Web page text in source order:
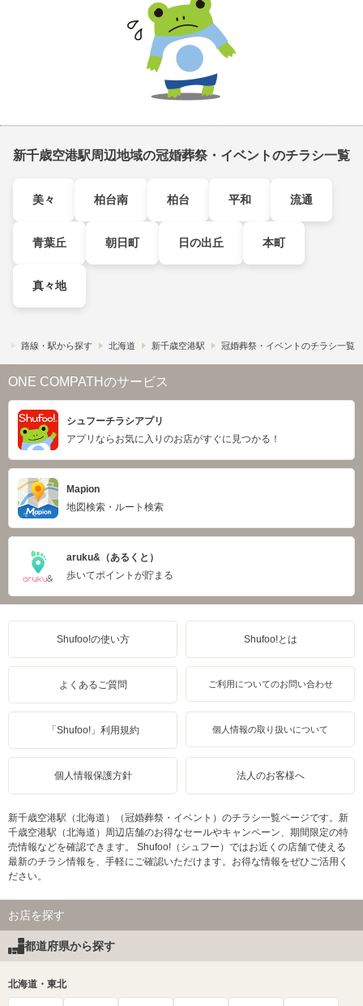
新千歳空港駅周辺地域の冠婚葬祭・イベントのチラシ一覧
美々 柏台南 柏台 平和 流通
青葉丘 朝日町 日の出丘 本町
真々地
路線・駅から探す 北海道 新千歳空港駅 冠婚葬祭・イベントのチラシ一覧
ONE COMPATHのサービス
シュフーチラシアプリ
アプリならお気に入りのお店がすぐに見つかる！
Mapion
地図検索・ルート検索
aruku&（あるくと）
歩いてポイントが貯まる
Shufoo!の使い方 Shufoo!とは
よくあるご質問 ご利用についてのお問い合わせ
「Shufoo!」利用規約 個人情報の取り扱いについて
個人情報保護方針 法人のお客様へ
新千歳空港駅（北海道）（冠婚葬祭・イベント）のチラシ一覧ページです。新
千歳空港駅（北海道）周辺店舗のお得なセールやキャンペーン、期間限定の特
売情報などを確認できます。 Shufoo!（シュフー）ではお近くの店舗で使える
最新のチラシ情報を、手軽にご確認いただけます。お得な情報をぜひご活用く
ださい。
お店を探す
都道府県から探す
北海道・東北